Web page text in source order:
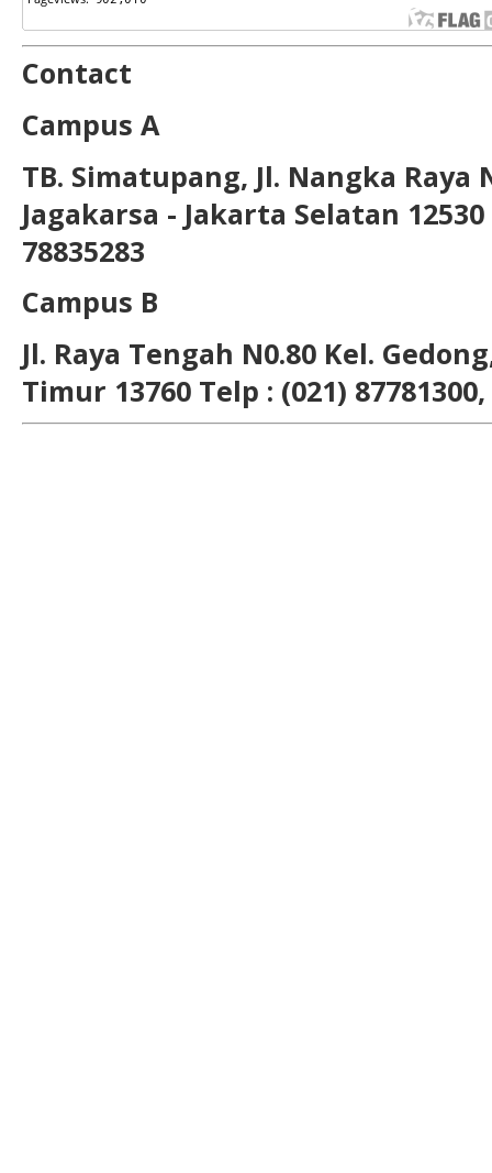
Contact
Campus A
TB. Simatupang, Jl. Nangka Raya
Jagakarsa - Jakarta Selatan 12530
78835283
Campus B
Jl. Raya Tengah N0.80 Kel.
Timur 13760 Telp : (021) 87781300,